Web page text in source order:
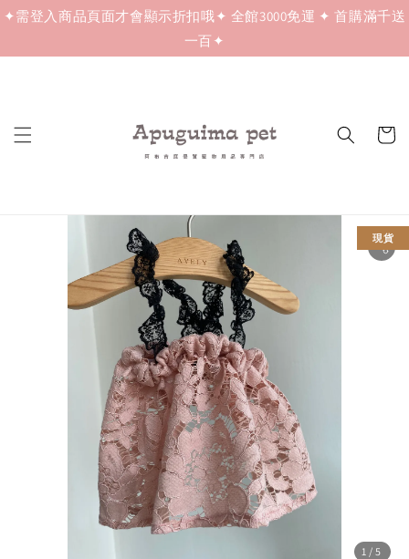
✦需登入商品頁面才會顯示折扣哦✦ 全館3000免運 ✦ 首購滿千送
一百✦
1 /5
現貨